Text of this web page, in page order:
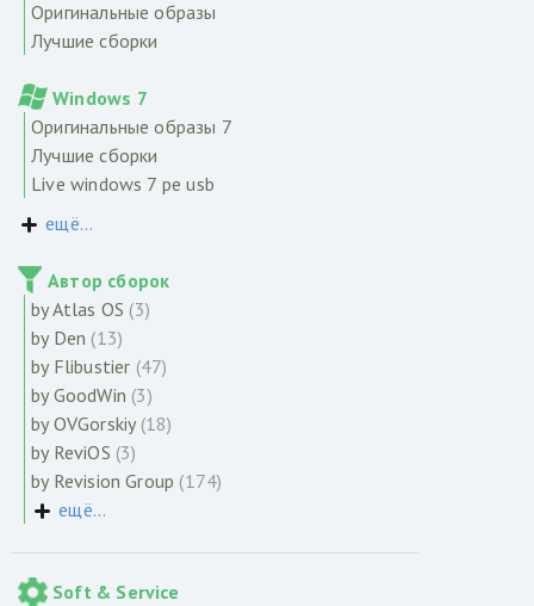
Оригинальные образы
Лучшие сборки
Windows 7
Оригинальные образы 7
Лучшие сборки
Live windows 7 pe usb
ещё...
Автор сборок
by Atlas OS (3)
by Den (13)
by Flibustier (47)
by GoodWin (3)
by OVGorskiy (18)
by ReviOS (3)
by Revision Group (174)
ещё...
Soft & Service